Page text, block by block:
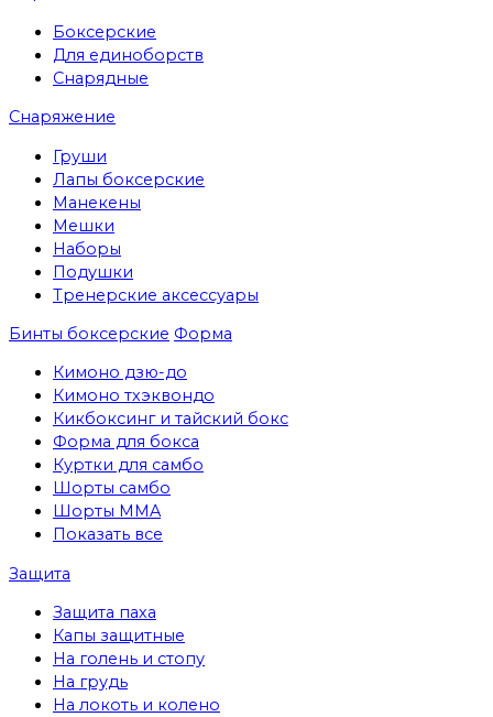
Боксерские
Для единоборств
Снарядные
Снаряжение
Груши
Лапы боксерские
Манекены
Мешки
Наборы
Подушки
Тренерские аксессуары
Бинты боксерские Форма
Кимоно дзю-до
Кимоно тхэквондо
Кикбоксинг и тайский бокс
Форма для бокса
Куртки для самбо
Шорты самбо
Шорты MMA
Показать все
Защита
Защита паха
Капы защитные
На голень и стопу
На грудь
На локоть и колено